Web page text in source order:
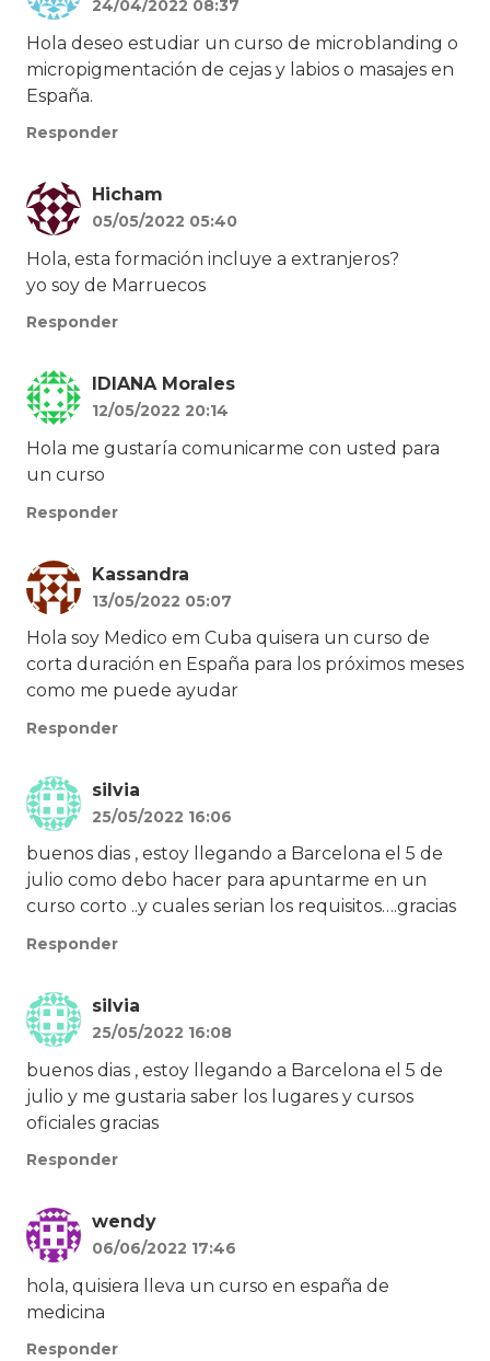
24/04/2022 08:37
Hola deseo estudiar un curso de microblanding o
micropigmentación de cejas y labios o masajes en
España.
Responder
Hicham
05/05/2022 05:40
Hola, esta formación incluye a extranjeros?
yo soy de Marruecos
Responder
IDIANA Morales
12/05/2022 20:14
Hola me gustaría comunicarme con usted para
un curso
Responder
Kassandra
13/05/2022 05:07
Hola soy Medico em Cuba quisera un curso de
corta duración en España para los próximos meses
como me puede ayudar
Responder
silvia
25/05/2022 16:06
buenos dias , estoy llegando a Barcelona el 5 de
julio como debo hacer para apuntarme en un
curso corto ..y cuales serian los requisitos….gracias
Responder
silvia
25/05/2022 16:08
buenos dias , estoy llegando a Barcelona el 5 de
julio y me gustaria saber los lugares y cursos
oficiales gracias
Responder
wendy
06/06/2022 17:46
hola, quisiera lleva un curso en españa de
medicina
Responder